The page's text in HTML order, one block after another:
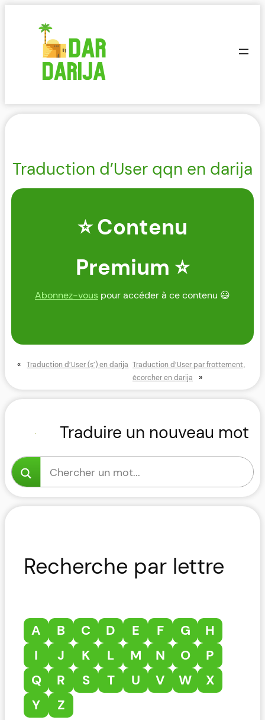
Traduction d’User qqn en darija
⭐ Contenu
Premium ⭐
Abonnez-vous pour accéder à ce contenu 😃
« Traduction d’User (s’) en darija Traduction d’User par frottement,
écorcher en darija
»
Traduire un nouveau mot
Recherche par lettre
A B C D E F G
H
I
J K L M N O
P
Q
R S T U V W
X
Y
Z